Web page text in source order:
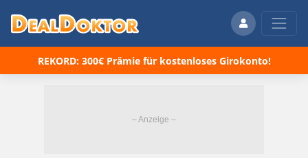
REKORD: 300€ Prämie für kostenloses Girokonto!